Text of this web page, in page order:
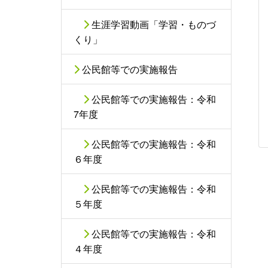
生涯学習動画「学習・ものづ
くり」
公民館等での実施報告
公民館等での実施報告：令和
7年度
公民館等での実施報告：令和
６年度
公民館等での実施報告：令和
５年度
公民館等での実施報告：令和
４年度